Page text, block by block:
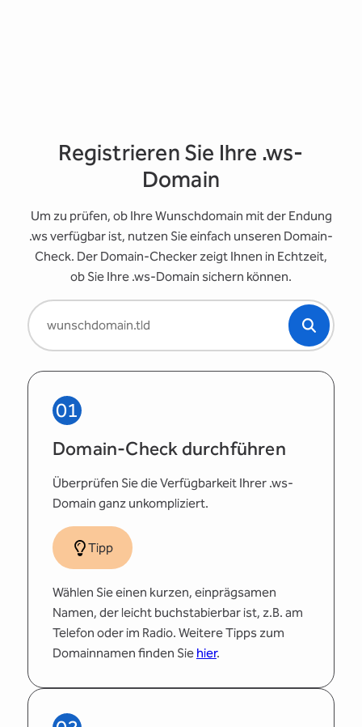
Registrieren Sie Ihre .ws-
Domain
Um zu prüfen, ob Ihre Wunschdomain mit der Endung
.ws verfügbar ist, nutzen Sie einfach unseren Domain-
Check. Der Domain-Checker zeigt Ihnen in Echtzeit,
ob Sie Ihre .ws-Domain sichern können.
01
Domain-Check durchführen
Überprüfen Sie die Verfügbarkeit Ihrer .ws-
Domain ganz unkompliziert.
Tipp
Wählen Sie einen kurzen, einprägsamen
Namen, der leicht buchstabierbar ist, z.B. am
Telefon oder im Radio. Weitere Tipps zum
Domainnamen finden Sie hier.